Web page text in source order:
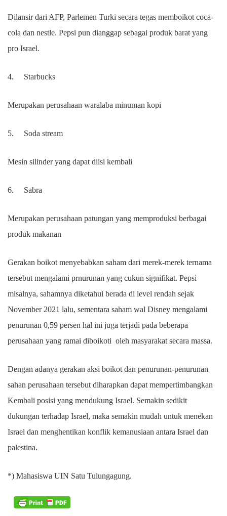
Dilansir dari AFP, Parlemen Turki secara tegas memboikot coca-
cola dan nestle. Pepsi pun dianggap sebagai produk barat yang
pro Israel.
4. Starbucks
Merupakan perusahaan waralaba minuman kopi
5. Soda stream
Mesin silinder yang dapat diisi kembali
6. Sabra
Merupakan perusahaan patungan yang memproduksi berbagai
produk makanan
Gerakan boikot menyebabkan saham dari merek-merek ternama
tersebut mengalami prnurunan yang cukun signifikat. Pepsi
misalnya, sahamnya diketahui berada di level rendah sejak
November 2021 lalu, sementara saham wal Disney mengalami
penurunan 0,59 persen hal ini juga terjadi pada beberapa
perusahaan yang ramai diboikoti oleh masyarakat secara massa.
Dengan adanya gerakan aksi boikot dan penurunan-penurunan
sahan perusahaan tersebut diharapkan dapat mempertimbangkan
Kembali posisi yang mendukung Israel. Semakin sedikit
dukungan terhadap Israel, maka semakin mudah untuk menekan
Israel dan menghentikan konflik kemanusiaan antara Israel dan
palestina.
*) Mahasiswa UIN Satu Tulungagung.